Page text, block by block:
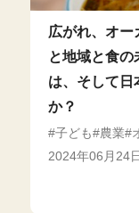
広がれ、オー
と地域と食の
は、そして日
か？
子ども 農業
2024年06月24